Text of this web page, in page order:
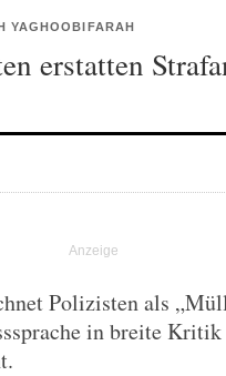
YAGHOOBIFARAH
erstatten
Polizisten als
in breite